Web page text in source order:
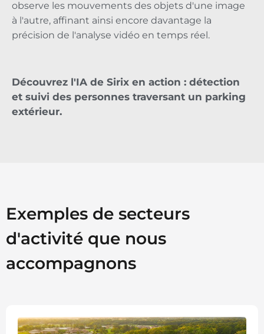
observe les mouvements des objets d'une image
à l'autre, affinant ainsi encore davantage la
précision de l'analyse vidéo en temps réel.
Découvrez l'IA de Sirix en action : détection
et suivi des personnes traversant un parking
extérieur.
Exemples de secteurs
d'activité que nous
accompagnons